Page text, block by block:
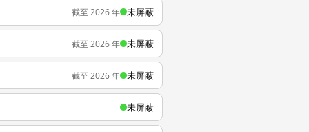
截至 2026 年 未屏蔽
截至 2026 年 未屏蔽
截至 2026 年 未屏蔽
未屏蔽